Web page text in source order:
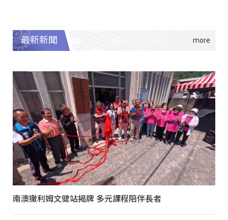
最新新聞
南澳撒利姆文健站揭牌 多元課程陪伴長者